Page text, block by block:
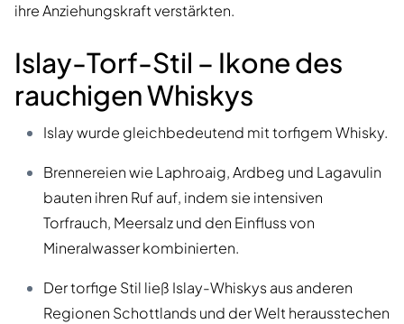
ihre Anziehungskraft verstärkten.
Islay-Torf-Stil – Ikone des
rauchigen Whiskys
Islay wurde gleichbedeutend mit torfigem Whisky.
Brennereien wie Laphroaig, Ardbeg und Lagavulin
bauten ihren Ruf auf, indem sie intensiven
Torfrauch, Meersalz und den Einfluss von
Mineralwasser kombinierten.
Der torfige Stil ließ Islay-Whiskys aus anderen
Regionen Schottlands und der Welt herausstechen